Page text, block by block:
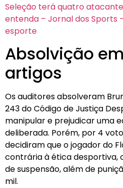
Seleção terá quatro
entenda – Jornal dos Sports
esporte
Absolvição
artigos
Os auditores absolveram
243 do Código de Justiça
manipular e prejudicar uma
deliberada. Porém, por 4
decidiram que o jogador do
contrária à ética desportiva,
de suspensão, além de
mil.